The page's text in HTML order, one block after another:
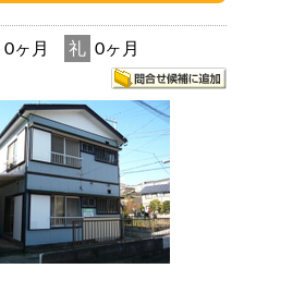
0ヶ月 礼 0ヶ月